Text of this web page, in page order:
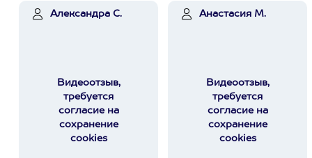
Александра С.
Видеоотзыв,
требуется
согласие на
сохранение
cookies
Анастасия М.
Видеоотзыв,
требуется
согласие на
сохранение
cookies